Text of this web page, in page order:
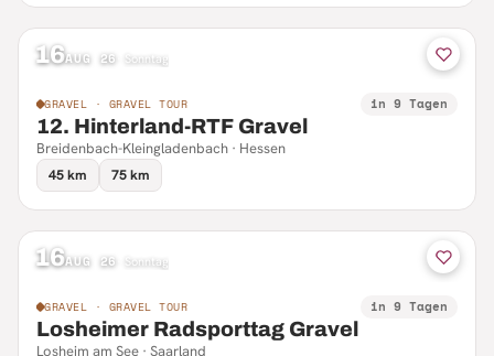
16AUG 26 Sonntag
GRAVEL · GRAVEL TOUR in 9 Tagen
12. Hinterland-RTF Gravel
Breidenbach-Kleingladenbach · Hessen
45 km
75 km
16AUG 26 Sonntag
GRAVEL · GRAVEL TOUR in 9 Tagen
Losheimer Radsporttag Gravel
Losheim am See · Saarland